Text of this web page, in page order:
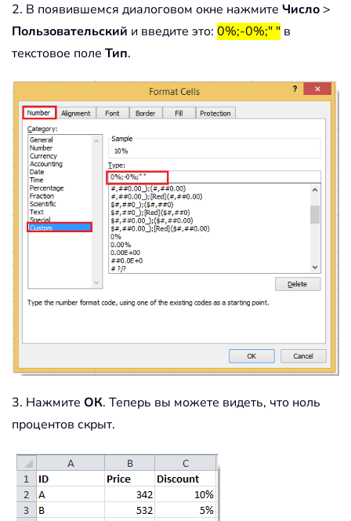
2. В появившемся диалоговом окне нажмите Число >
Пользовательский и введите это: 0%;-0%;" " в
текстовое поле Тип.
3. Нажмите ОК. Теперь вы можете видеть, что ноль
процентов скрыт.